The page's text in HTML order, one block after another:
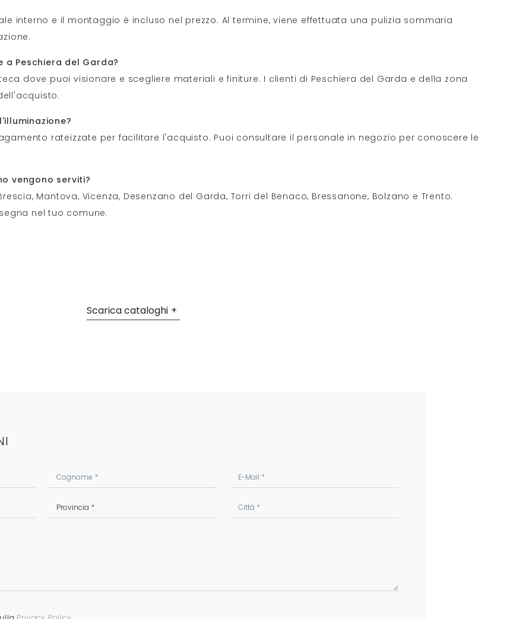
interno e il montaggio è incluso nel prezzo. Al termine, viene effettuata una pulizia sommaria
Peschiera del Garda?
dove puoi visionare e scegliere materiali e finiture. I clienti di Peschiera del Garda e della zona
rateizzate per facilitare l'acquisto. Puoi consultare il personale in negozio per conoscere le
vengono serviti?
Mantova, Vicenza, Desenzano del Garda, Torri del Benaco, Bressanone, Bolzano e Trento.
nel tuo comune.
Scarica cataloghi